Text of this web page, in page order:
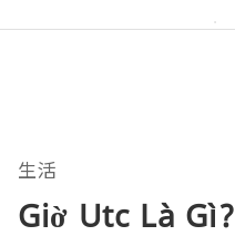
生活
Giờ Utc Là Gì?